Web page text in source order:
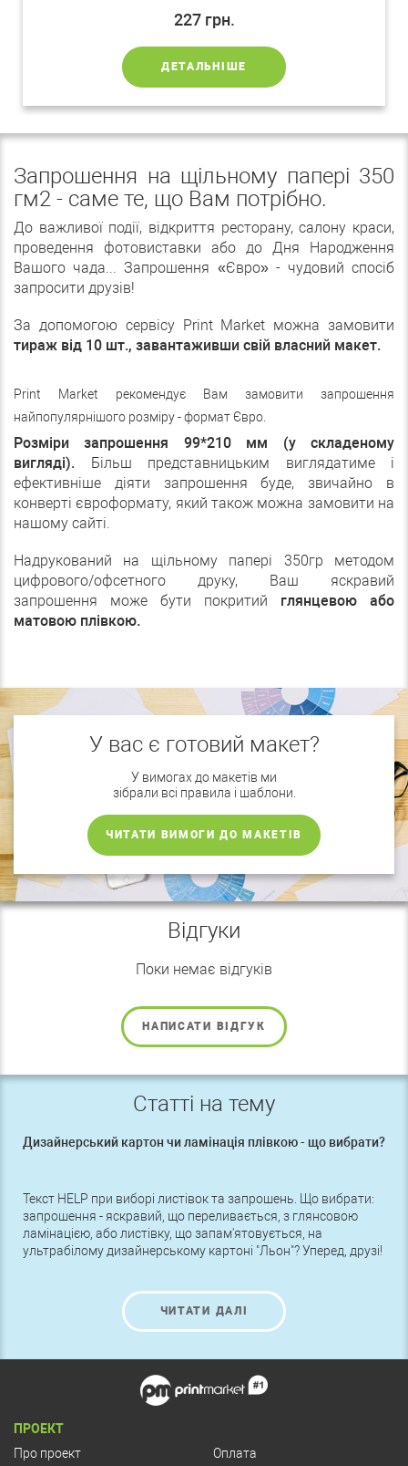
227 грн.
ДЕТАЛЬНІШЕ
Запрошення на щільному папері 350
гм2 - саме те, що Вам потрібно.
До важливої ​​події, відкриття ресторану, салону краси,
проведення фотовиставки або до Дня Народження
Вашого чада... Запрошення «Євро» - чудовий спосіб
запросити друзів!
За допомогою сервісу Print Market можна замовити
тираж від 10 шт., завантаживши свій власний макет.
Print Market рекомендує Вам замовити запрошення
найпопулярнішого розміру - формат Євро.
Розміри запрошення 99*210 мм
(у складеному
вигляді). Більш представницьким виглядатиме і
ефективніше діяти запрошення буде, звичайно в
конверті євроформату, який також можна замовити на
нашому сайті.
Надрукований на щільному папері 350гр методом
цифрового/офсетного друку, Ваш яскравий
запрошення може бути покритий глянцевою або
матовою плівкою.
У вас є готовий макет?
У вимогах до макетів ми
зібрали всі правила і шаблони.
ЧИТАТИ ВИМОГИ ДО МАКЕТІВ
Відгуки
Поки немає відгуків
НАПИСАТИ ВІДГУК
Статті на тему
Дизайнерський картон чи ламінація плівкою - що вибрати?
Текст HELP при виборі листівок та запрошень. Що вибрати:
запрошення - яскравий, що переливається, з глянсовою
ламінацією, або листівку, що запам'ятовується, на
ультрабілому дизайнерському картоні "Льон"? Уперед, друзі!
ЧИТАТИ ДАЛІ
ПРОЕКТ
Про проект
Оплата